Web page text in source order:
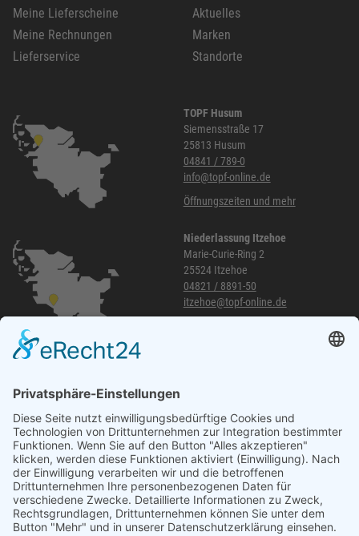
Meine Lieferscheine
Meine Rechnungen
Lieferservice
Aktuelles
Marken
Standorte
TOPF Husum
Siemensstraße 17
25813 Husum
04841 / 789-0
info@topf-online.de
Öffnungszeiten und mehr
Niederlassung Itzehoe
Marie-Curie-Ring 2
25524 Itzehoe
04821 / 8891-50
itzehoe@topf-online.de
040 / 21 04 04 04-04
glinde@topf-online.de
Öffnungszeiten und mehr